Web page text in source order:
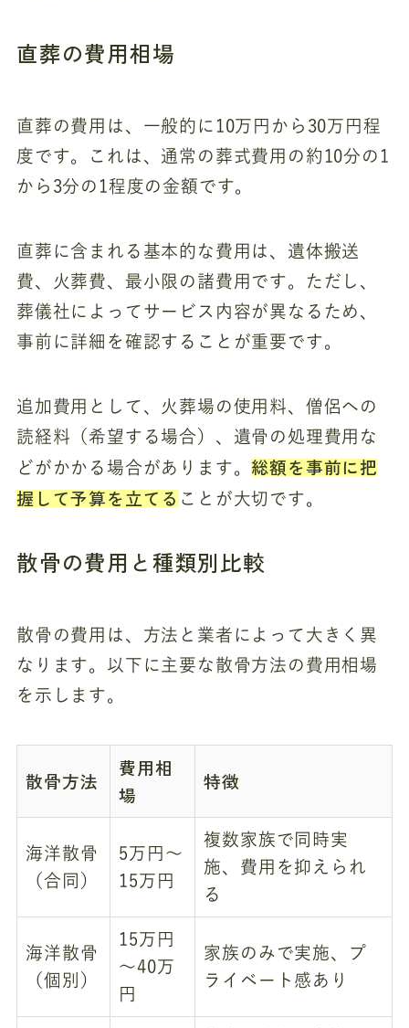
直葬の費用相場
直葬の費用は、一般的に10万円から30万円程
度です。これは、通常の葬式費用の約10分の1
から3分の1程度の金額です。
直葬に含まれる基本的な費用は、遺体搬送
費、火葬費、最小限の諸費用です。ただし、
葬儀社によってサービス内容が異なるため、
事前に詳細を確認することが重要です。
追加費用として、火葬場の使用料、僧侶への
読経料（希望する場合）、遺骨の処理費用な
どがかかる場合があります。 総額を事前に把
握して予算を立てることが大切です。
散骨の費用と種類別比較
散骨の費用は、方法と業者によって大きく異
なります。以下に主要な散骨方法の費用相場
を示します。
散骨方法
費用相
場
特徴
海洋散骨
（合同）
5万円～
15万円
複数家族で同時実
施、費用を抑えられ
る
海洋散骨
（個別）
15万円
～40万
円
家族のみで実施、プ
ライベート感あり